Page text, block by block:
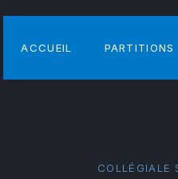
ACCUEIL PARTITIONS
COLLÉGIALE